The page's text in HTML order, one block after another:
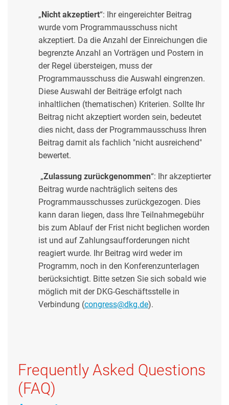
„Nicht akzeptiert“: Ihr eingereichter Beitrag
wurde vom Programmausschuss nicht
akzeptiert. Da die Anzahl der Einreichungen die
begrenzte Anzahl an Vorträgen und Postern in
der Regel übersteigen, muss der
Programmausschuss die Auswahl eingrenzen.
Diese Auswahl der Beiträge erfolgt nach
inhaltlichen (thematischen) Kriterien. Sollte Ihr
Beitrag nicht akzeptiert worden sein, bedeutet
dies nicht, dass der Programmausschuss Ihren
Beitrag damit als fachlich "nicht ausreichend"
bewertet.
„Zulassung zurückgenommen“: Ihr akzeptierter
Beitrag wurde nachträglich seitens des
Programmausschusses zurückgezogen. Dies
kann daran liegen, dass Ihre Teilnahmegebühr
bis zum Ablauf der Frist nicht beglichen worden
ist und auf Zahlungsaufforderungen nicht
reagiert wurde. Ihr Beitrag wird weder im
Programm, noch in den Konferenzunterlagen
berücksichtigt. Bitte setzen Sie sich sobald wie
möglich mit der DKG-Geschäftsstelle in
Verbindung (congress@dkg.de).
Frequently Asked Questions
(FAQ)